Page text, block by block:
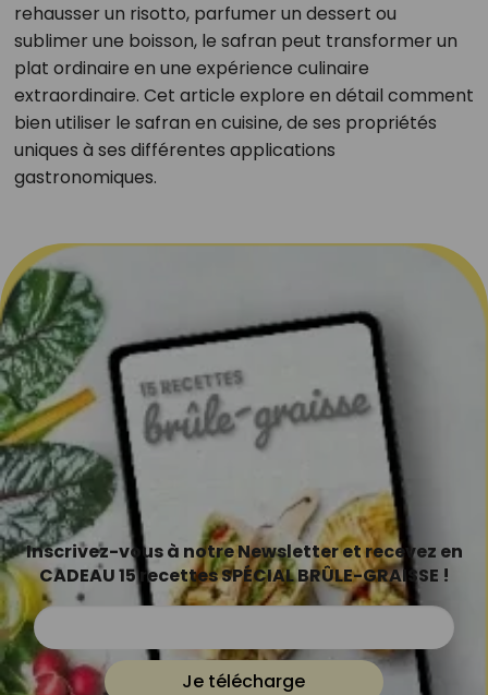
rehausser un risotto, parfumer un dessert ou
sublimer une boisson, le safran peut transformer un
plat ordinaire en une expérience culinaire
extraordinaire. Cet article explore en détail comment
bien utiliser le safran en cuisine, de ses propriétés
uniques à ses différentes applications
gastronomiques.
Inscrivez-vous à notre Newsletter et recevez en
CADEAU 15 recettes SPÉCIAL BRÛLE-GRAISSE !
Je télécharge